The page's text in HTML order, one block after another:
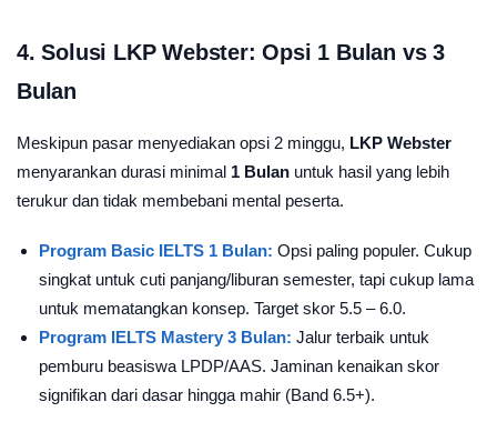
4. Solusi LKP Webster: Opsi 1 Bulan vs 3
Bulan
Meskipun pasar menyediakan opsi 2 minggu, LKP Webster
menyarankan durasi minimal 1 Bulan untuk hasil yang lebih
terukur dan tidak membebani mental peserta.
Program Basic IELTS 1 Bulan: Opsi paling populer. Cukup
singkat untuk cuti panjang/liburan semester, tapi cukup lama
untuk mematangkan konsep. Target skor 5.5 – 6.0.
Program IELTS Mastery 3 Bulan: Jalur terbaik untuk
pemburu beasiswa LPDP/AAS. Jaminan kenaikan skor
signifikan dari dasar hingga mahir (Band 6.5+).